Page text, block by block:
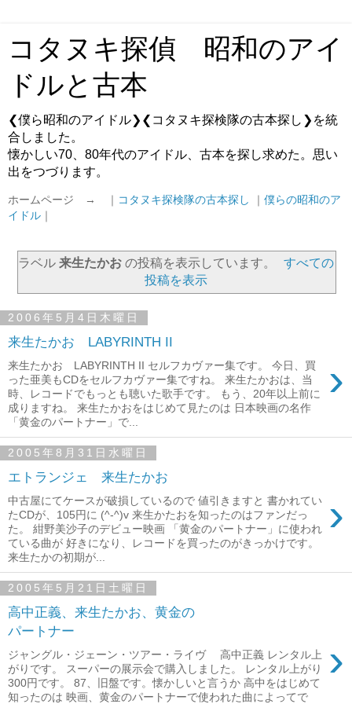
コタヌキ探偵 昭和のアイ
ドルと古本
❮僕ら昭和のアイドル❯❮コタヌキ探検隊の古本探し❯を統
合しました。
懐かしい70、80年代のアイドル、古本を探し求めた。思い
出をつづります。
ホームページ → ｜ コタヌキ探検隊の古本探し ｜ 僕らの昭和のア
イドル ｜
ラベル 来生たかおの投稿を表示しています。
すべての
投稿を表示
2006年5月4日木曜日
来生たかお LABYRINTH II
›
来生たかお LABYRINTH II セルフカヴァー集です。 今日、買
った亜美もCDをセルフカヴァー集ですね。 来生たかおは、当
時、レコードでもっとも聴いた歌手です。 もう、20年以上前に
成りますね。 来生たかおをはじめて見たのは 日本映画の名作
「黄金のパートナー」で...
2005年8月31日水曜日
エトランジェ 来生たかお
›
中古屋にてケースが破損しているので 値引きますと 書かれてい
たCDが、105円に (^-^)v 来生かたおを知ったのはファンだっ
た。 紺野美沙子のデビュー映画 「黄金のパートナー」に使われ
ている曲が 好きになり、レコードを買ったのがきっかけです。
来生たかの初期が...
2005年5月21日土曜日
高中正義、来生たかお、黄金の
パートナー
›
ジャングル・ジェーン・ツアー・ライヴ 高中正義 レンタル上
がりです。 スーパーの展示会で購入しました。 レンタル上がり
300円です。 87、旧盤です。懐かしいと言うか 高中をはじめて
知ったのは 映画、黄金のパートナーで使われた曲によってで